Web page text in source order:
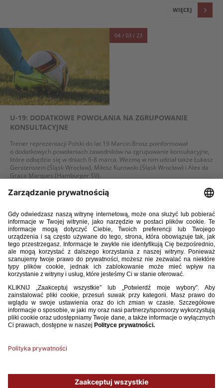
WIĘCEJ
04 / 03 / 23
U-19: DODATKOWE POWOŁANIA NA ZGRUPOWANIE
KONSULTACYJNE
Trener reprezentacji Polski do lat 19 Marcin Brosz poinformował
o dodatkowych powołaniach zawodników na zgrupowanie konsultacyjne,
które odbędzie się w dniach 6-8 marca. Wezmą w nim udział także Łukasz
Gerstenstein (Śląsk Wrocław), Miłosz Kurowski (Śląsk Wrocław) i Alex da
Graca Marques (Hamburger SV).
24 / 02 / 23
U-19: POWOŁANIA NA ZGRUPOWANIE KONSULTACYJNE
Trener reprezentacji Polski do lat 19 Marcin Brosz ogłosił listę
zawodników powołanych na zgrupowanie konsultacyjne, które odbędzie
się w dniach 6-8 marca 2023 roku.
14 15 16 ... 42